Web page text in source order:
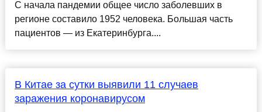
С начала пандемии общее число заболевших в
регионе составило 1952 человека. Большая часть
пациентов — из Екатеринбурга....
В Китае за сутки выявили 11 случаев
заражения коронавирусом